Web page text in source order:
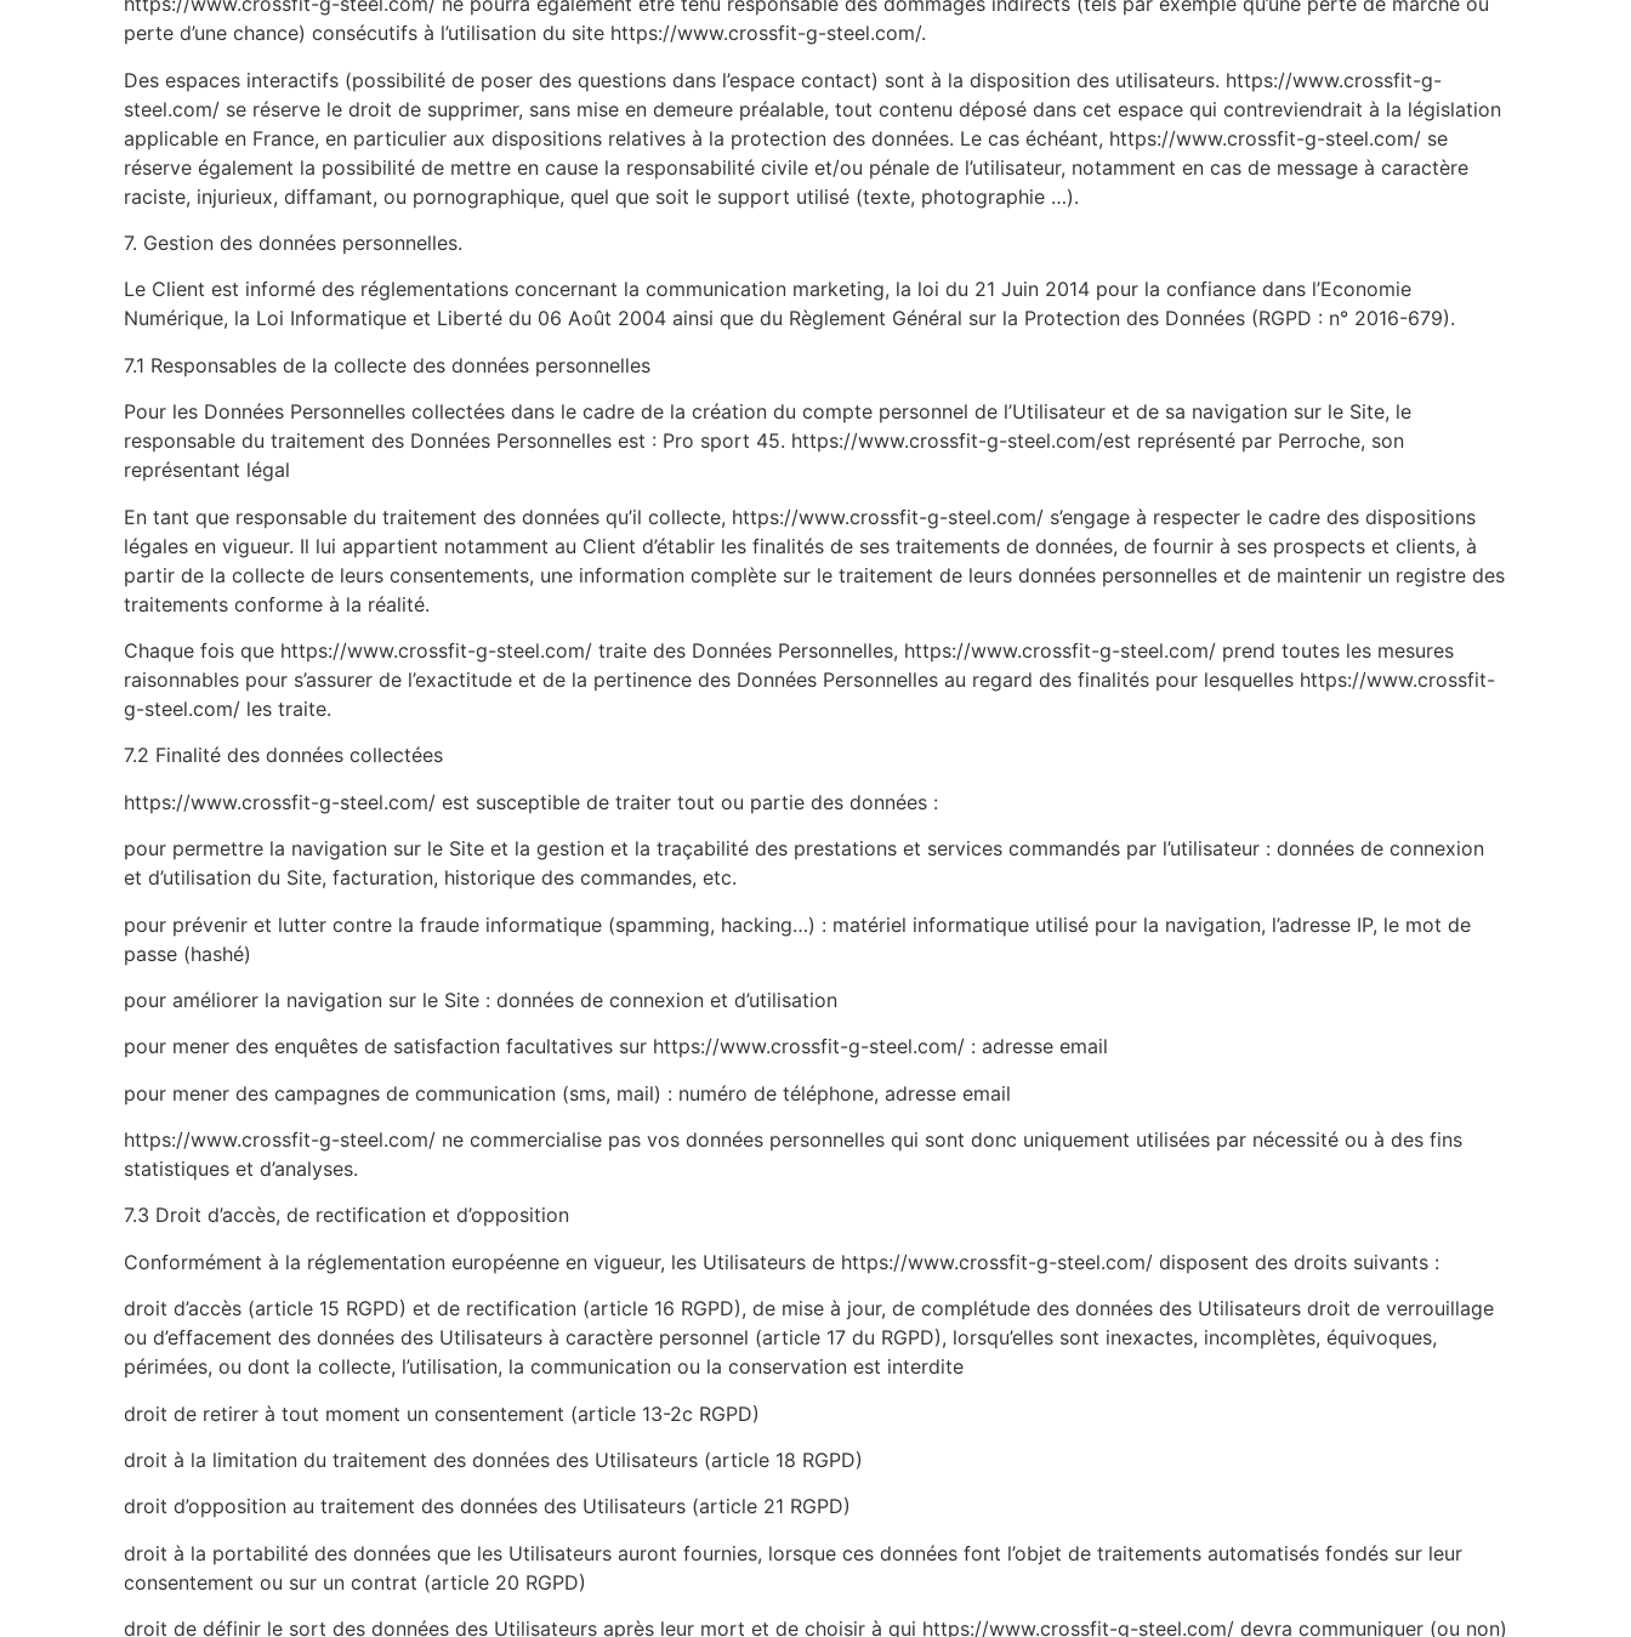
perte d’une chance) consécutifs à l’utilisation du site https://www.crossfit-g-steel.com/.
Des espaces interactifs (possibilité de poser des questions dans l’espace contact) sont à la disposition des utilisateurs. https://www.crossfit-g-
steel.com/ se réserve le droit de supprimer, sans mise en demeure préalable, tout contenu déposé dans cet espace qui contreviendrait à la législation
applicable en France, en particulier aux dispositions relatives à la protection des données. Le cas échéant, https://www.crossfit-g-steel.com/ se
réserve également la possibilité de mettre en cause la responsabilité civile et/ou pénale de l’utilisateur, notamment en cas de message à caractère
raciste, injurieux, diffamant, ou pornographique, quel que soit le support utilisé (texte, photographie …).
7. Gestion des données personnelles.
Le Client est informé des réglementations concernant la communication marketing, la loi du 21 Juin 2014 pour la confiance dans l’Economie
Numérique, la Loi Informatique et Liberté du 06 Août 2004 ainsi que du Règlement Général sur la Protection des Données (RGPD : n° 2016-679).
7.1 Responsables de la collecte des données personnelles
Pour les Données Personnelles collectées dans le cadre de la création du compte personnel de l’Utilisateur et de sa navigation sur le Site, le
responsable du traitement des Données Personnelles est : Pro sport 45. https://www.crossfit-g-steel.com/est représenté par Perroche, son
représentant légal
En tant que responsable du traitement des données qu’il collecte, https://www.crossfit-g-steel.com/ s’engage à respecter le cadre des dispositions
légales en vigueur. Il lui appartient notamment au Client d’établir les finalités de ses traitements de données, de fournir à ses prospects et clients, à
partir de la collecte de leurs consentements, une information complète sur le traitement de leurs données personnelles et de maintenir un registre des
traitements conforme à la réalité.
Chaque fois que https://www.crossfit-g-steel.com/ traite des Données Personnelles, https://www.crossfit-g-steel.com/ prend toutes les mesures
raisonnables pour s’assurer de l’exactitude et de la pertinence des Données Personnelles au regard des finalités pour lesquelles https://www.crossfit-
g-steel.com/ les traite.
7.2 Finalité des données collectées
https://www.crossfit-g-steel.com/ est susceptible de traiter tout ou partie des données :
pour permettre la navigation sur le Site et la gestion et la traçabilité des prestations et services commandés par l’utilisateur : données de connexion
et d’utilisation du Site, facturation, historique des commandes, etc.
pour prévenir et lutter contre la fraude informatique (spamming, hacking…) : matériel informatique utilisé pour la navigation, l’adresse IP, le mot de
passe (hashé)
pour améliorer la navigation sur le Site : données de connexion et d’utilisation
pour mener des enquêtes de satisfaction facultatives sur https://www.crossfit-g-steel.com/ : adresse email
pour mener des campagnes de communication (sms, mail) : numéro de téléphone, adresse email
https://www.crossfit-g-steel.com/ ne commercialise pas vos données personnelles qui sont donc uniquement utilisées par nécessité ou à des fins
statistiques et d’analyses.
7.3 Droit d’accès, de rectification et d’opposition
Conformément à la réglementation européenne en vigueur, les Utilisateurs de https://www.crossfit-g-steel.com/ disposent des droits suivants :
droit d’accès (article 15 RGPD) et de rectification (article 16 RGPD), de mise à jour, de complétude des données des Utilisateurs droit de verrouillage
ou d’effacement des données des Utilisateurs à caractère personnel (article 17 du RGPD), lorsqu’elles sont inexactes, incomplètes, équivoques,
périmées, ou dont la collecte, l’utilisation, la communication ou la conservation est interdite
droit de retirer à tout moment un consentement (article 13-2c RGPD)
droit à la limitation du traitement des données des Utilisateurs (article 18 RGPD)
droit d’opposition au traitement des données des Utilisateurs (article 21 RGPD)
droit à la portabilité des données que les Utilisateurs auront fournies, lorsque ces données font l’objet de traitements automatisés fondés sur leur
consentement ou sur un contrat (article 20 RGPD)
droit de définir le sort des données des Utilisateurs après leur mort et de choisir à qui https://www.crossfit-g-steel.com/ devra communiquer (ou non)